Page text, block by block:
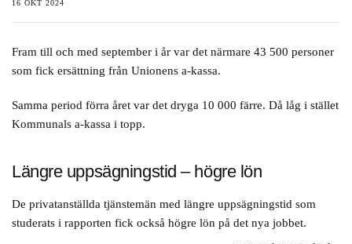
16 OKT 2024
Fram till och med september i år var det närmare 43 500 personer
som fick ersättning från Unionens a-kassa.
Samma period förra året var det dryga 10 000 färre. Då låg i stället
Kommunals a-kassa i topp.
Längre uppsägningstid – högre lön
De privatanställda tjänstemän med längre uppsägningstid som
studerats i rapporten fick också högre lön på det nya jobbet.